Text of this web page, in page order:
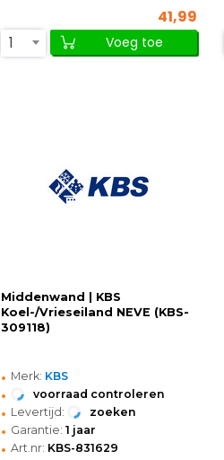
41,99
1
Voeg toe
Middenwand | KBS
Koel-/Vrieseiland NEVE (KBS-
309118)
• Merk: KBS
• voorraad controleren
• Levertijd: zoeken
• Garantie: 1 jaar
• Art.nr: KBS-831629